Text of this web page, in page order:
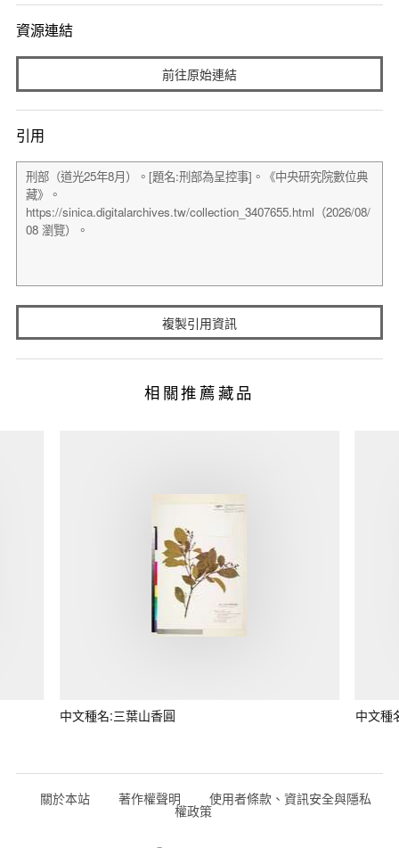
資源連結
前往原始連結
引用
複製引用資訊
相關推薦藏品
中文種名:三葉山香圓 中文種
關於本站 著作權聲明 使用者條款、資訊安全與隱私
權政策